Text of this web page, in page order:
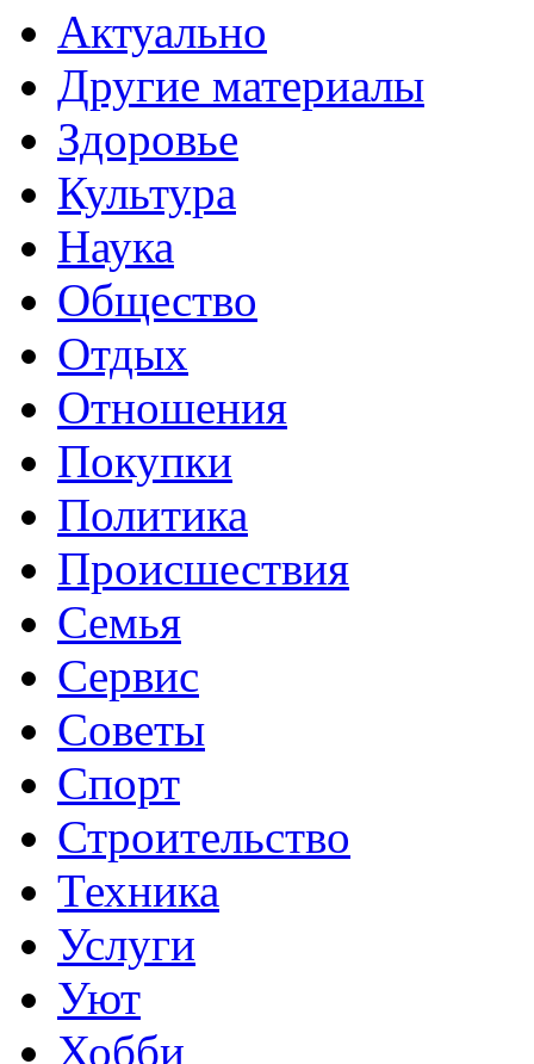
Актуально
Другие материалы
Здоровье
Культура
Наука
Общество
Отдых
Отношения
Покупки
Политика
Происшествия
Семья
Сервис
Советы
Спорт
Строительство
Техника
Услуги
Уют
Хобби